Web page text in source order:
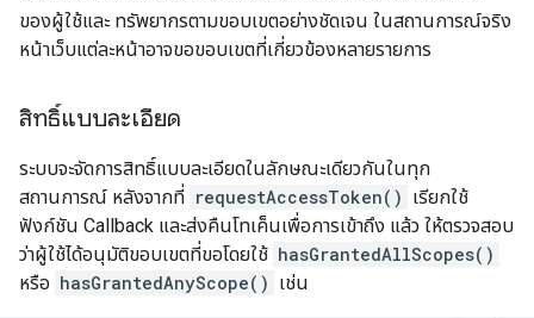
ของผู้ใช้และ ทรัพยากรตามขอบเขตอย่างชัดเจน ในสถานการณ์จริง
หน้าเว็บแต่ละหน้าอาจขอขอบเขตที่เกี่ยวข้องหลายรายการ
สิทธิ์แบบละเอียด
ระบบจะจัดการสิทธิ์แบบละเอียดในลักษณะเดียวกันในทุก
สถานการณ์ หลังจากที่ requestAccessToken() เรียกใช้
ฟังก์ชัน Callback และส่งคืนโทเค็นเพื่อการเข้าถึง แล้ว ให้ตรวจสอบ
ว่าผู้ใช้ได้อนุมัติขอบเขตที่ขอโดยใช้ hasGrantedAllScopes()
หรือ hasGrantedAnyScope() เช่น